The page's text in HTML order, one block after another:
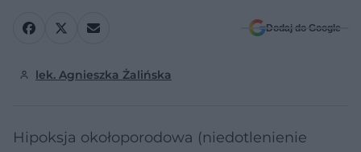
Dodaj do Google
lek. Agnieszka Żalińska
Hipoksja okołoporodowa (niedotlenienie